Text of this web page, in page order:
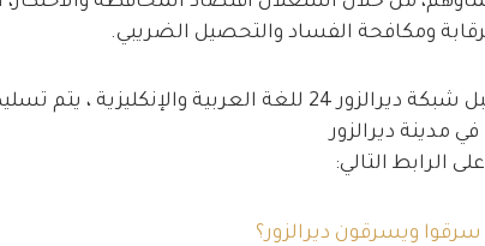
ومكافحة الفساد والتحصيل الضريبي.
في هذا المقال المترجم من قبل شبكة ديرالزور 24 للغة العربية
مدينة ديرالزور
الرابط التالي:
ويسرقون ديرالزور؟